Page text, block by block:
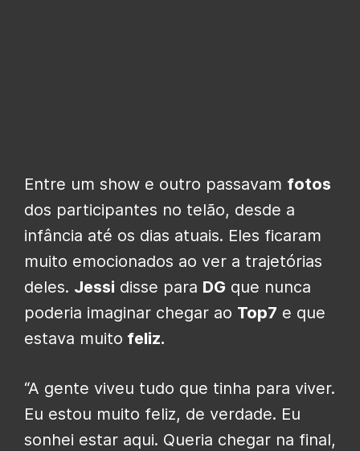
Entre um show e outro passavam fotos
dos participantes no telão, desde a
infância até os dias atuais. Eles ficaram
muito emocionados ao ver a trajetórias
deles. Jessi disse para DG que nunca
poderia imaginar chegar ao Top7 e que
estava muito feliz.
“A gente viveu tudo que tinha para viver.
Eu estou muito feliz, de verdade. Eu
sonhei estar aqui. Queria chegar na final,